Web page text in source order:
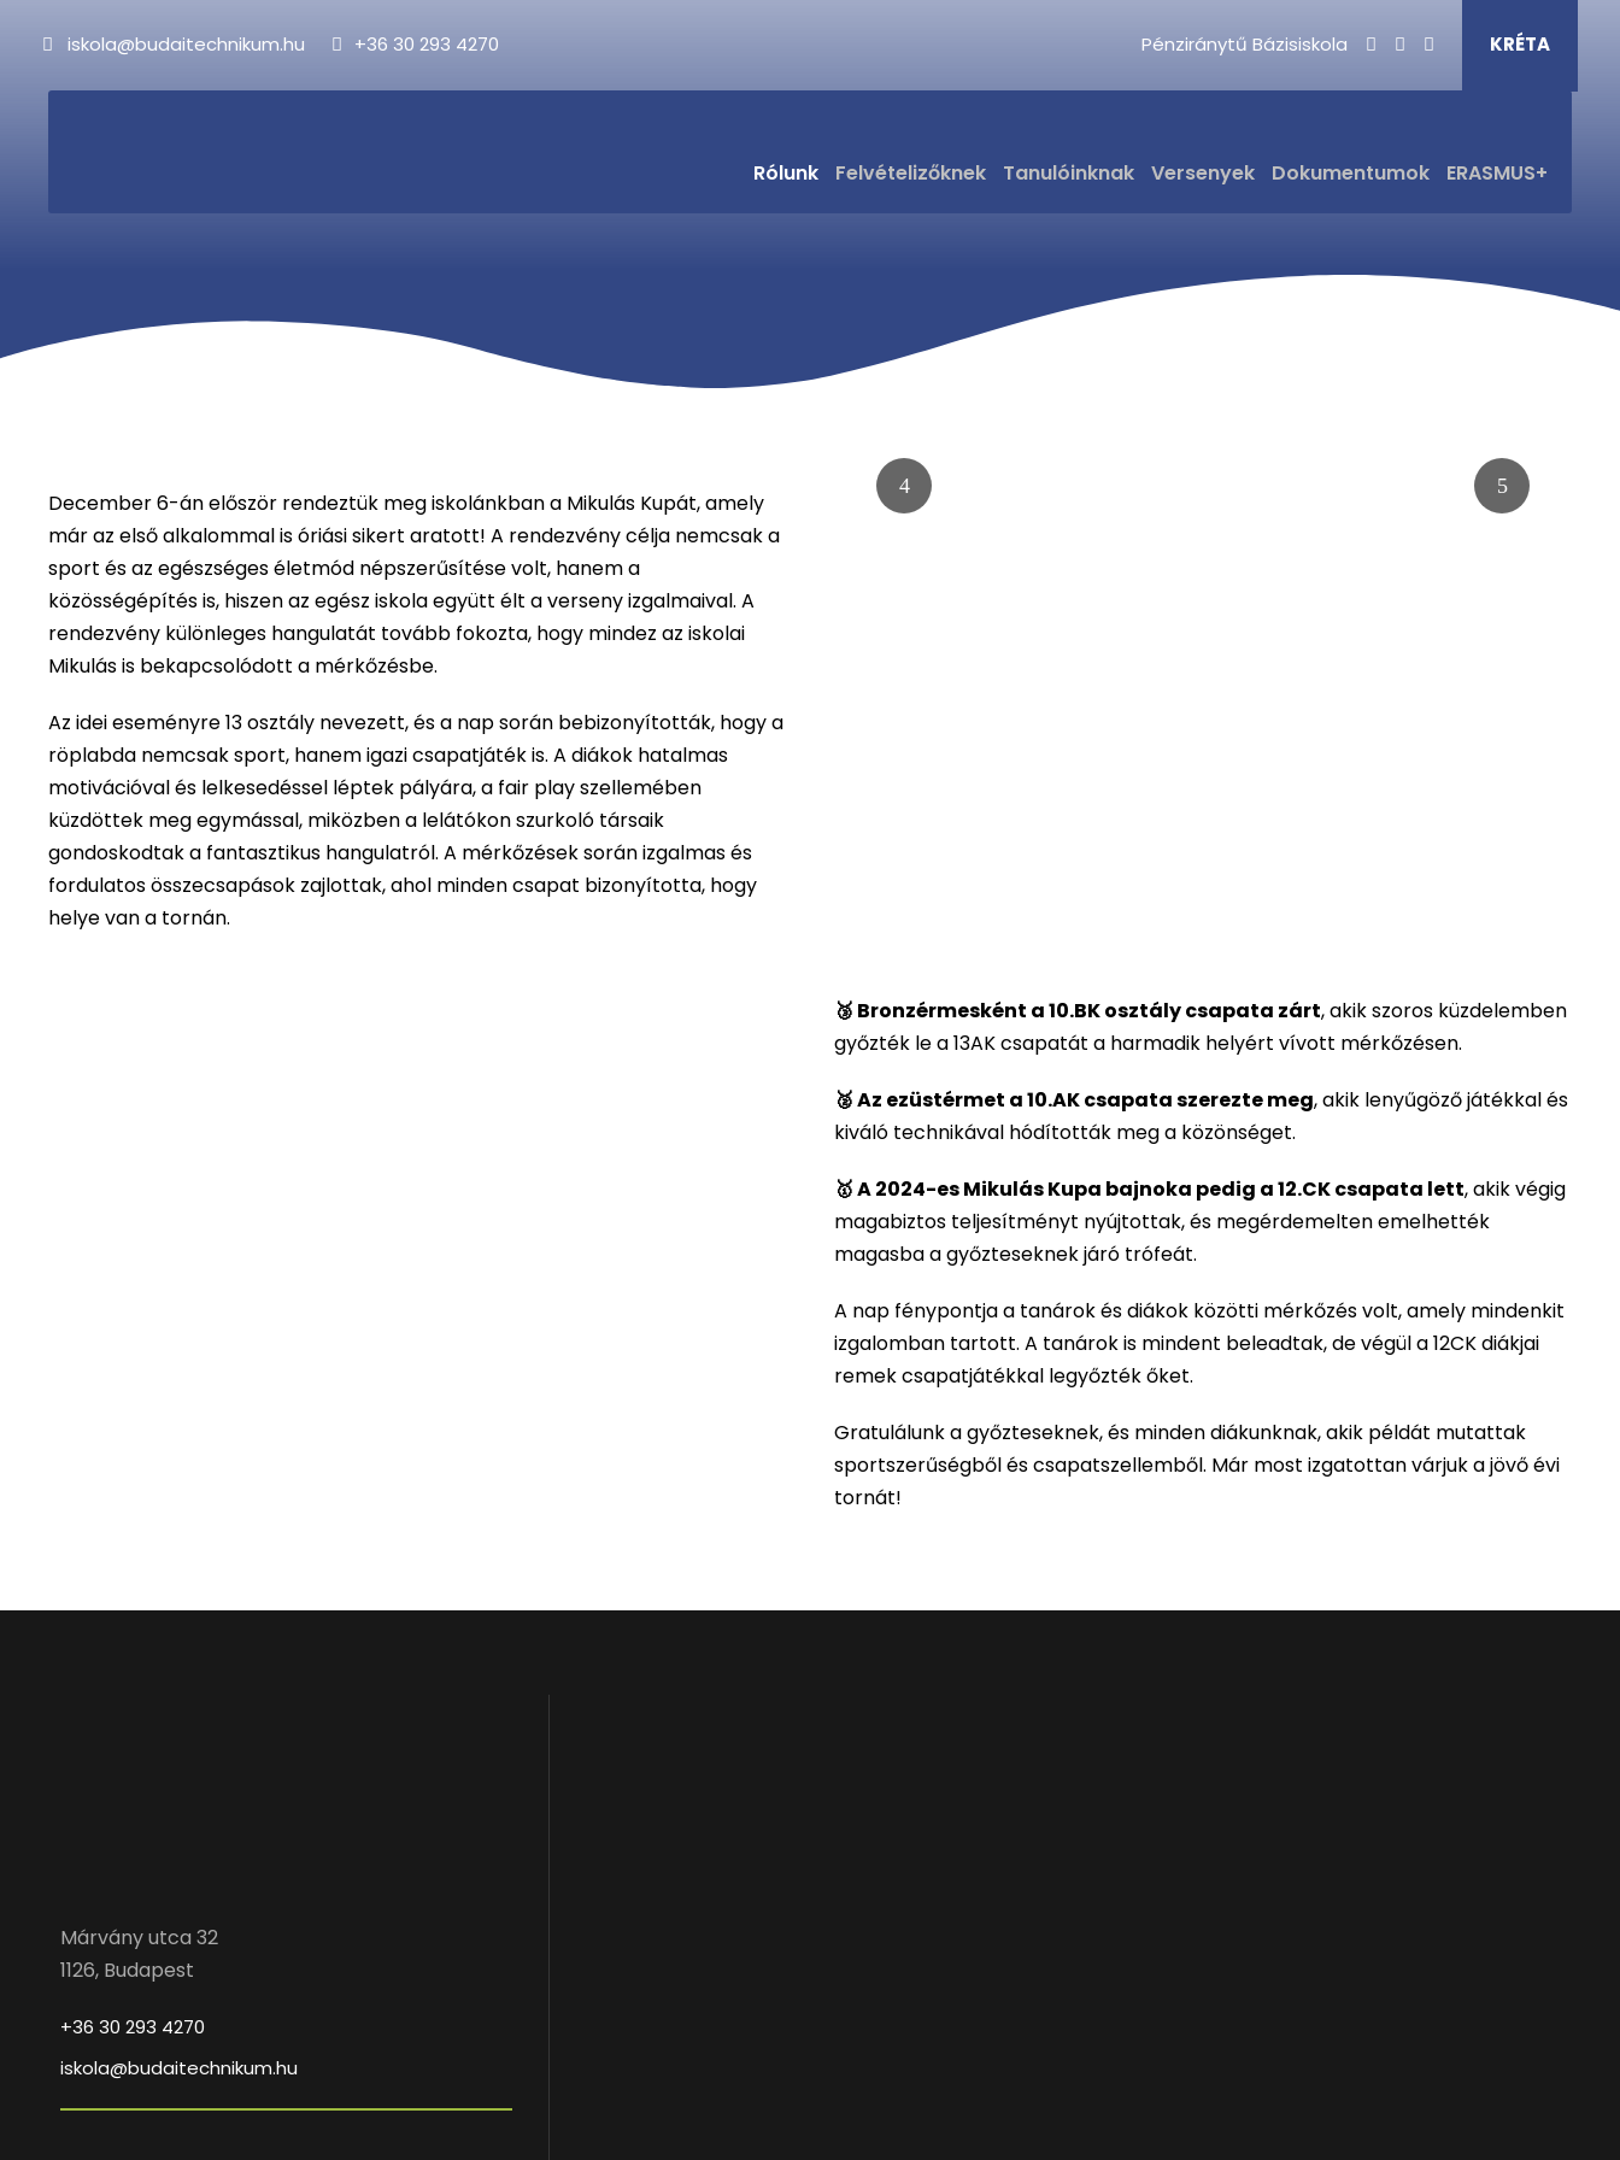
iskola@budaitechnikum.hu +36 30 293 4270 Pénziránytű Bázisiskola KRÉTA
Rólunk Felvételizőknek Tanulóinknak Versenyek Dokumentumok ERASMUS+
December 6-án először rendeztük meg iskolánkban a Mikulás Kupát, amely
már az első alkalommal is óriási sikert aratott! A rendezvény célja nemcsak a
sport és az egészséges életmód népszerűsítése volt, hanem a
közösségépítés is, hiszen az egész iskola együtt élt a verseny izgalmaival. A
rendezvény különleges hangulatát tovább fokozta, hogy mindez az iskolai
Mikulás is bekapcsolódott a mérkőzésbe.
Az idei eseményre 13 osztály nevezett, és a nap során bebizonyították, hogy a
röplabda nemcsak sport, hanem igazi csapatjáték is. A diákok hatalmas
motivációval és lelkesedéssel léptek pályára, a fair play szellemében
küzdöttek meg egymással, miközben a lelátókon szurkoló társaik
gondoskodtak a fantasztikus hangulatról. A mérkőzések során izgalmas és
fordulatos összecsapások zajlottak, ahol minden csapat bizonyította, hogy
helye van a tornán.
🥉 Bronzérmesként a 10.BK osztály csapata zárt, akik szoros küzdelemben
győzték le a 13AK csapatát a harmadik helyért vívott mérkőzésen.
🥈 Az ezüstérmet a 10.AK csapata szerezte meg, akik lenyűgöző játékkal és
kiváló technikával hódították meg a közönséget.
🥇 A 2024-es Mikulás Kupa bajnoka pedig a 12.CK csapata lett, akik végig
magabiztos teljesítményt nyújtottak, és megérdemelten emelhették
magasba a győzteseknek járó trófeát.
A nap fénypontja a tanárok és diákok közötti mérkőzés volt, amely mindenkit
izgalomban tartott. A tanárok is mindent beleadtak, de végül a 12CK diákjai
remek csapatjátékkal legyőzték őket.
Gratulálunk a győzteseknek, és minden diákunknak, akik példát mutattak
sportszerűségből és csapatszellemből. Már most izgatottan várjuk a jövő évi
tornát!
Márvány utca 32
1126, Budapest
+36 30 293 4270
iskola@budaitechnikum.hu